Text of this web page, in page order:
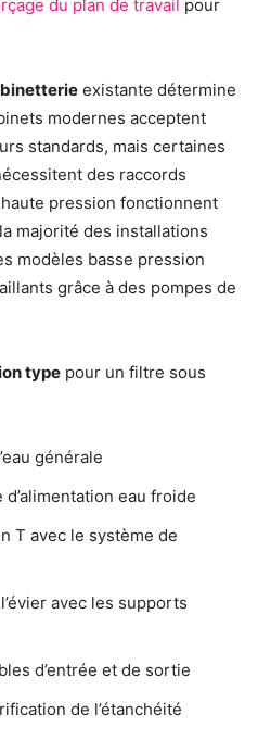
du plan de travail pour
existante détermine
modernes acceptent
standards, mais certaines
des raccords
pression fonctionnent
majorité des installations
modèles basse pression
grâce à des pompes de
type pour un filtre sous
générale
eau froide
T avec le système de
avec les supports
d’entrée et de sortie
de l’étanchéité